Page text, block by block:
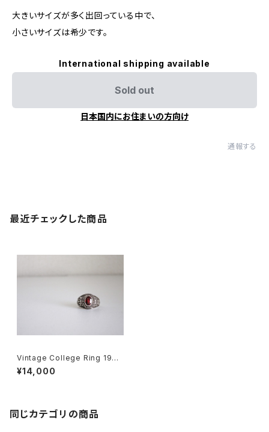
大きいサイズが多く出回っている中で、
小さいサイズは希少です。
International shipping available
Sold out
日本国内にお住まいの方向け
通報する
最近チェックした商品
Vintage College Ring 1969
Cumberland High School
¥14,000
同じカテゴリの商品